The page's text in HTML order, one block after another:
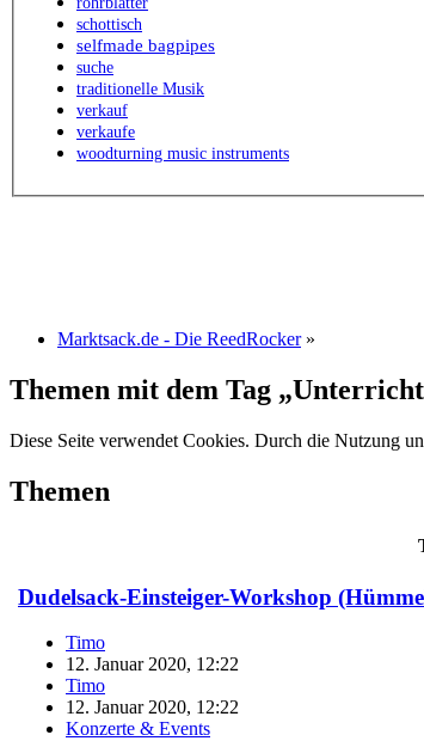
schottisch
selfmade bagpipes
suche
traditionelle Musik
verkauf
verkaufe
woodturning music instruments
Marktsack.de - Die ReedRocker »
Themen mit dem Tag
Diese Seite verwendet Cookies. Durch die Nutzung
Themen
Dudelsack-Einsteiger-Workshop
Timo
12. Januar 2020, 12:22
Timo
12. Januar 2020, 12:22
Konzerte & Events